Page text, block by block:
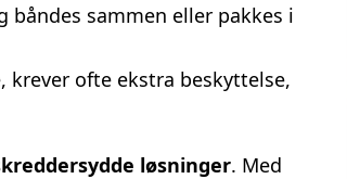
båndes sammen eller pakkes i
krever ofte ekstra beskyttelse,
løsninger. Med